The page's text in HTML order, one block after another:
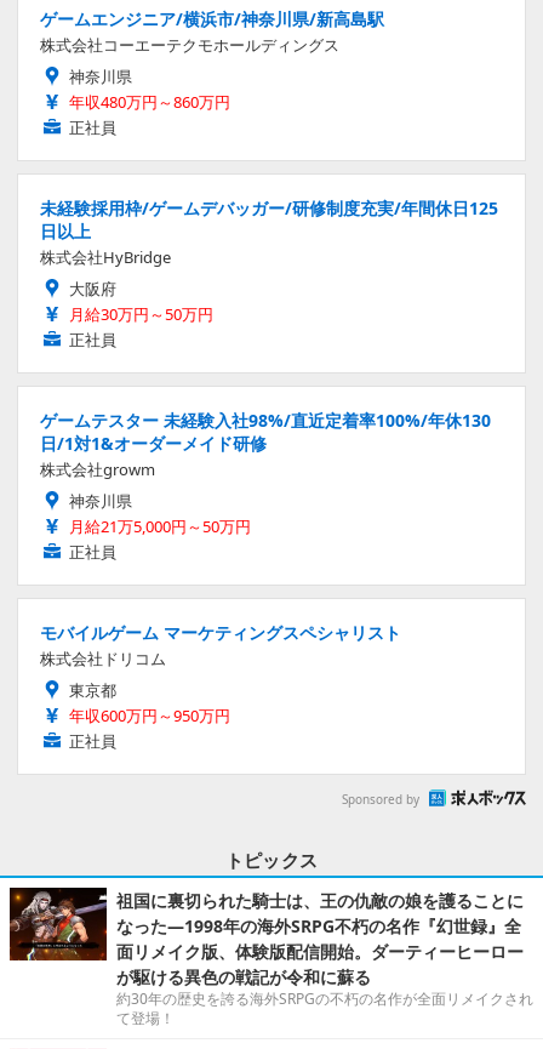
ゲームエンジニア/横浜市/神奈川県/新高島駅
株式会社コーエーテクモホールディングス
神奈川県
年収480万円～860万円
正社員
未経験採用枠/ゲームデバッガー/研修制度充実/年間休日125
日以上
株式会社HyBridge
大阪府
月給30万円～50万円
正社員
ゲームテスター 未経験入社98%/直近定着率100%/年休130
日/1対1&オーダーメイド研修
株式会社growm
神奈川県
月給21万5,000円～50万円
正社員
モバイルゲーム マーケティングスペシャリスト
株式会社ドリコム
東京都
年収600万円～950万円
正社員
Sponsored by
トピックス
祖国に裏切られた騎士は、王の仇敵の娘を護ることに
なった―1998年の海外SRPG不朽の名作『幻世録』全
面リメイク版、体験版配信開始。ダーティーヒーロー
が駆ける異色の戦記が令和に蘇る
約30年の歴史を誇る海外SRPGの不朽の名作が全面リメイクされ
て登場！